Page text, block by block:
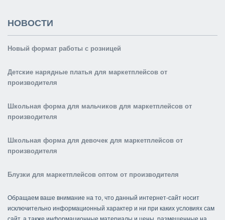
НОВОСТИ
Новый формат работы с розницей
Детские нарядные платья для маркетплейсов от
производителя
Школьная форма для мальчиков для маркетплейсов от
производителя
Школьная форма для девочек для маркетплейсов от
производителя
Блузки для маркетплейсов оптом от производителя
Обращаем ваше внимание на то, что данный интернет-сайт носит
исключительно информационный характер и ни при каких условиях сам